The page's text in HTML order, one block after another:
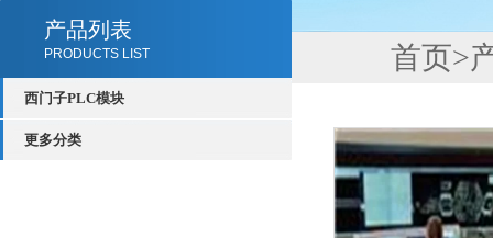
产品列表
PRODUCTS LIST
西门子PLC模块
更多分类
首页>